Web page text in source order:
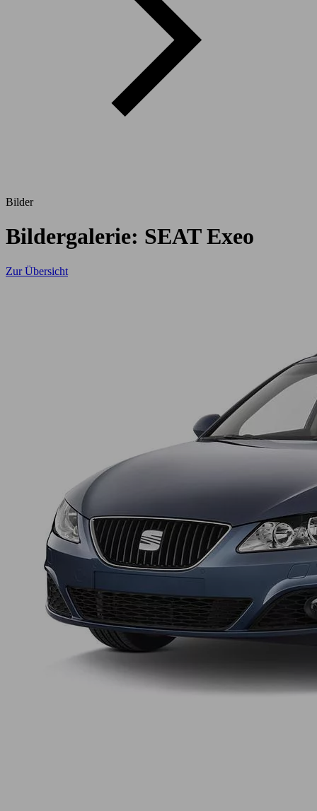
Bilder
Bildergalerie: SEAT Exeo
Zur Übersicht